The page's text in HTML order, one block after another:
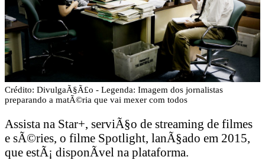
Crédito: DivulgaÃ§Ã£o - Legenda: Imagem dos jornalistas
preparando a matÃ©ria que vai mexer com todos
Assista na Star+, serviÃ§o de streaming de filmes
e sÃ©ries, o filme Spotlight, lanÃ§ado em 2015,
que estÃ¡ disponÃ­vel na plataforma.